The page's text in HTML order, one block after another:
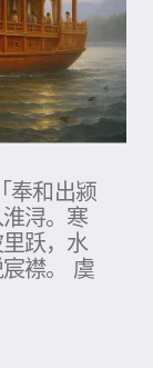
「奉和出颍
浔。寒
跃，水
襟。 虞